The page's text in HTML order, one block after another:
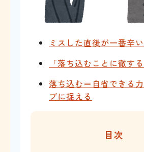
ミスした直後が一番辛い
「落ち込むことに徹す
落ち込む＝自省できる
ブに捉える
目次